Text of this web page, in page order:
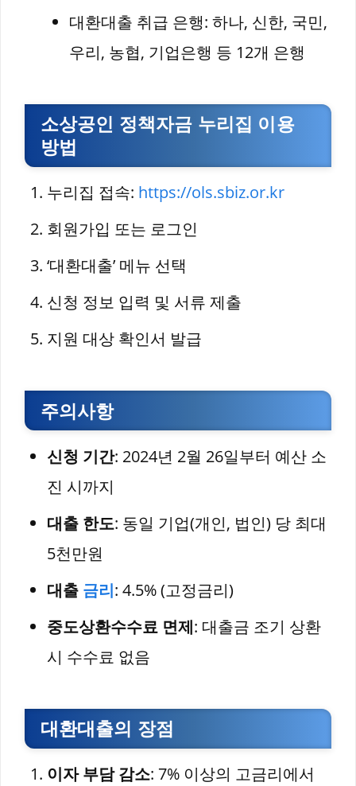
대환대출 취급 은행: 하나, 신한, 국민,
우리, 농협, 기업은행 등 12개 은행
소상공인 정책자금 누리집 이용
방법
누리집 접속: https://ols.sbiz.or.kr
회원가입 또는 로그인
‘대환대출’ 메뉴 선택
신청 정보 입력 및 서류 제출
지원 대상 확인서 발급
주의사항
신청 기간: 2024년 2월 26일부터 예산 소
진 시까지
대출 한도: 동일 기업(개인, 법인) 당 최대
5천만원
대출 금리: 4.5% (고정금리)
중도상환수수료 면제: 대출금 조기 상환
시 수수료 없음
대환대출의 장점
이자 부담 감소: 7% 이상의 고금리에서